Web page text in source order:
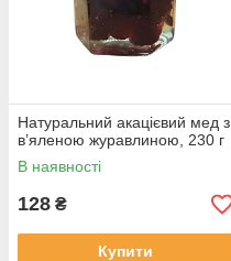
Натуральний акацієвий мед з
в’яленою журавлиною, 230 г
В наявності
128 ₴
Купити